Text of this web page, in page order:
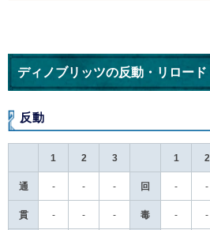
通
ディノブリッツの反動・リロード
反動
1 2 3 1 2
通 - - - 回 - -
貫 - - - 毒 - -